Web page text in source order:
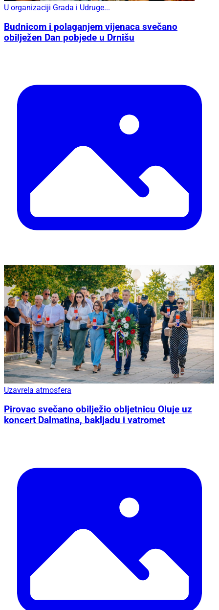
U organizaciji Grada i Udruge...
Budnicom i polaganjem vijenaca svečano
obilježen Dan pobjede u Drnišu
Uzavrela atmosfera
Pirovac svečano obilježio obljetnicu Oluje uz
koncert Dalmatina, bakljadu i vatromet